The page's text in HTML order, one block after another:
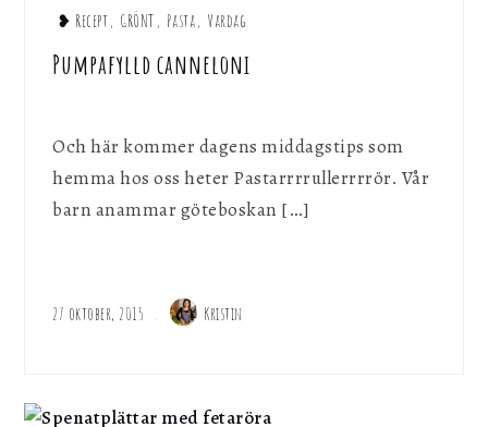
❥ Recept, GRÖNT , Pasta, Vardag
Pumpafylld canneloni
Och här kommer dagens middagstips som
hemma hos oss heter Pastarrrrullerrrrör. Vår
barn anammar göteboskan […]
27 oktober, 2015 Kristin